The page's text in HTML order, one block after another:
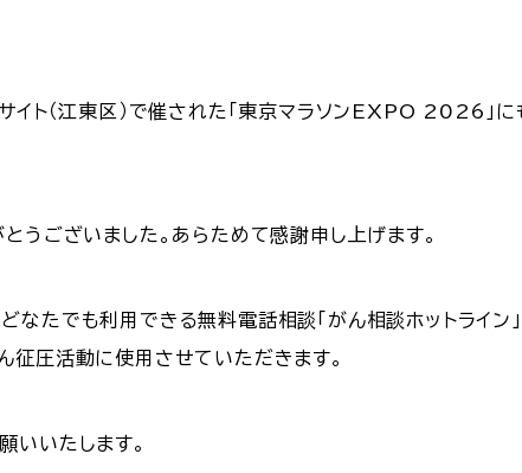
（江東区）で催された「東京マラソンEXPO 2026」に
うございました。あらためて感謝申し上げます。
たでも利用できる無料電話相談「がん相談ホットライン」
征圧活動に使用させていただきます。
いいたします。